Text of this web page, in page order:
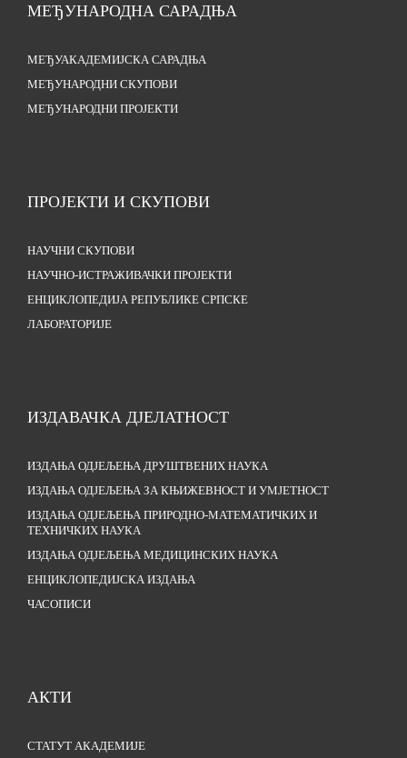
МЕЂУНАРОДНА САРАДЊА
МЕЂУАКАДЕМИЈСКА САРАДЊА
МЕЂУНАРОДНИ СКУПОВИ
МЕЂУНАРОДНИ ПРОЈЕКТИ
ПРОЈЕКТИ И СКУПОВИ
НАУЧНИ СКУПОВИ
НАУЧНО-ИСТРАЖИВАЧКИ ПРОЈЕКТИ
ЕНЦИКЛОПЕДИЈА РЕПУБЛИКЕ СРПСКЕ
ЛАБОРАТОРИЈЕ
ИЗДАВАЧКА ДЈЕЛАТНОСТ
ИЗДАЊА ОДЈЕЉЕЊА ДРУШТВЕНИХ НАУКА
ИЗДАЊА ОДЈЕЉЕЊА ЗА КЊИЖЕВНОСТ И УМЈЕТНОСТ
ИЗДАЊА ОДЈЕЉЕЊА ПРИРОДНО-МАТЕМАТИЧКИХ И
ТЕХНИЧКИХ НАУКА
ИЗДАЊА ОДЈЕЉЕЊА МЕДИЦИНСКИХ НАУКА
ЕНЦИКЛОПЕДИЈСКА ИЗДАЊА
ЧАСОПИСИ
АКТИ
СТАТУТ АКАДЕМИЈЕ